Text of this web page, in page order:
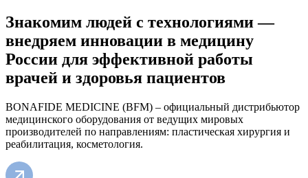
Знакомим людей с технологиями —
внедряем инновации в медицину
России для эффективной работы
врачей и здоровья пациентов
BONAFIDE MEDICINE (BFM) – официальный дистрибьютор
медицинского оборудования от ведущих мировых
производителей по направлениям: пластическая хирургия и
реабилитация, косметология.